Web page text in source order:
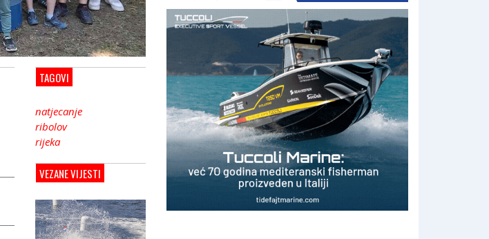
TAGOVI
natjecanje
ribolov
rijeka
VEZANE VIJESTI